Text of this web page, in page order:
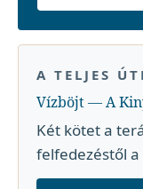
A TELJES
Vízböjt — A
Két kötet a
felfedezéstől